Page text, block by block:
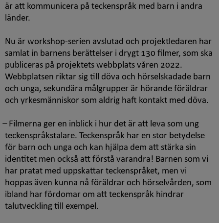
är att kommunicera på teckenspråk med barn i andra
länder.
Nu är workshop-serien avslutad och projektledaren har
samlat in barnens berättelser i drygt 130 filmer, som ska
publiceras på projektets webbplats våren 2022.
Webbplatsen riktar sig till döva och hörselskadade barn
och unga, sekundära målgrupper är hörande föräldrar
och yrkesmänniskor som aldrig haft kontakt med döva.
̶ Filmerna ger en inblick i hur det är att leva som ung
teckenspråkstalare. Teckenspråk har en stor betydelse
för barn och unga och kan hjälpa dem att stärka sin
identitet men också att förstå varandra! Barnen som vi
har pratat med uppskattar teckenspråket, men vi
hoppas även kunna nå föräldrar och hörselvården, som
ibland har fördomar om att teckenspråk hindrar
talutveckling till exempel.